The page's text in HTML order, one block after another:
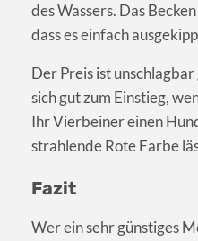
des Wassers. Das
dass es einfach
Der Preis ist
sich gut zum Einstieg,
Ihr Vierbeiner einen
strahlende Rote Farbe
Fazit
Wer ein sehr günstiges